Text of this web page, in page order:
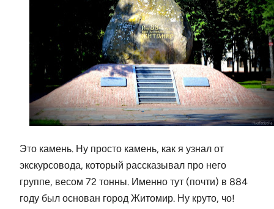
Это камень. Ну просто камень, как я узнал от
экскурсовода, который рассказывал про него
группе, весом 72 тонны. Именно тут (почти) в 884
году был основан город Житомир. Ну круто, чо!